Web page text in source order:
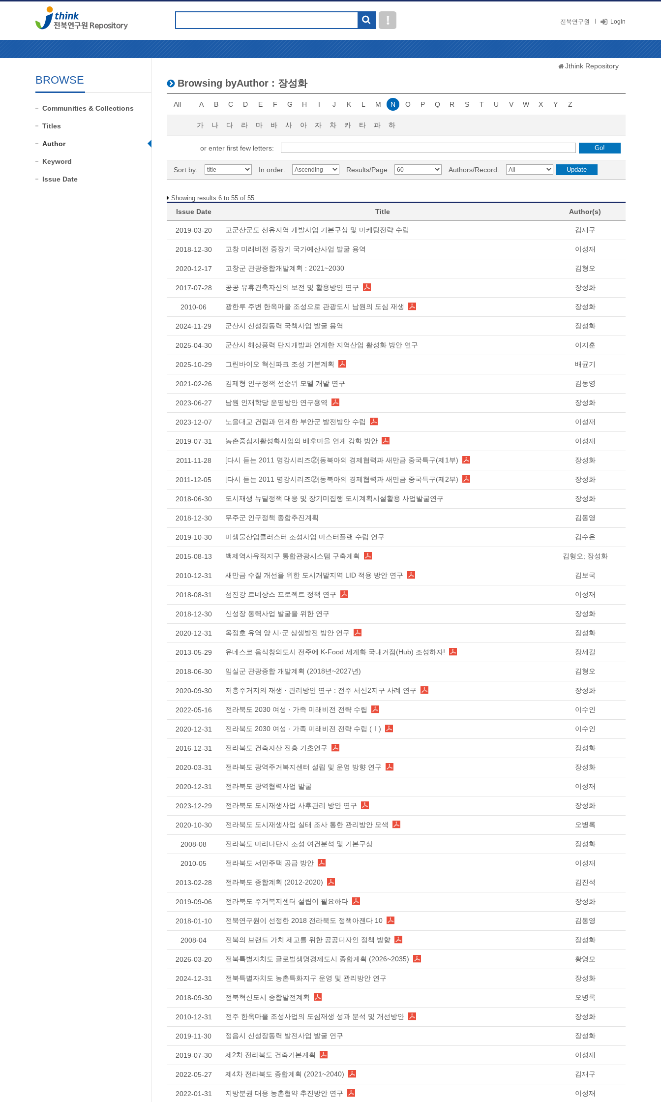
전북연구원 Login
BROWSE
Communities & Collections
Titles
Author
Keyword
Issue Date
Jthink Repository
Browsing byAuthor : 장성화
All A B C D E F G H I J K L M N O P Q R S T U V W X Y Z
가 나 다 라 마 바 사 아 자 차 카 타 파 하
or enter first few letters:
Sort by: In order: Results/Page Authors/Record:
Showing results 6 to 55 of 55
Issue Date Title Author(s)
2019-03-20 고군산군도 선유지역 개발사업 기본구상 및 마케팅전략 수립 김재구
2018-12-30 고창 미래비전 중장기 국가예산사업 발굴 용역 이성재
2020-12-17 고창군 관광종합개발계획 : 2021~2030 김형오
2017-07-28 공공 유휴건축자산의 보전 및 활용방안 연구 장성화
2010-06 광한루 주변 한옥마을 조성으로 관광도시 남원의 도심 재생 장성화
2024-11-29 군산시 신성장동력 국책사업 발굴 용역 장성화
2025-04-30 군산시 해상풍력 단지개발과 연계한 지역산업 활성화 방안 연구 이지훈
2025-10-29 그린바이오 혁신파크 조성 기본계획 배균기
2021-02-26 김제형 인구정책 선순위 모델 개발 연구 김동영
2023-06-27 남원 인재학당 운영방안 연구용역 장성화
2023-12-07 노을대교 건립과 연계한 부안군 발전방안 수립 이성재
2019-07-31 농촌중심지활성화사업의 배후마을 연계 강화 방안 이성재
2011-11-28 [다시 듣는 2011 명강시리즈②]동북아의 경제협력과 새만금 중국특구(제1부) 장성화
2011-12-05 [다시 듣는 2011 명강시리즈②]동북아의 경제협력과 새만금 중국특구(제2부) 장성화
2018-06-30 도시재생 뉴딜정책 대응 및 장기미집행 도시계획시설활용 사업발굴연구 장성화
2018-12-30 무주군 인구정책 종합추진계획 김동영
2019-10-30 미생물산업클러스터 조성사업 마스터플랜 수립 연구 김수은
2015-08-13 백제역사유적지구 통합관광시스템 구축계획 김형오; 장성화
2010-12-31 새만금 수질 개선을 위한 도시개발지역 LID 적용 방안 연구 김보국
2018-08-31 섬진강 르네상스 프로젝트 정책 연구 이성재
2018-12-30 신성장 동력사업 발굴을 위한 연구 장성화
2020-12-31 옥정호 유역 양 시·군 상생발전 방안 연구 장성화
2013-05-29 유네스코 음식창의도시 전주에 K-Food 세계화 국내거점(Hub) 조성하자! 장세길
2018-06-30 임실군 관광종합 개발계획 (2018년~2027년) 김형오
2020-09-30 저층주거지의 재생 · 관리방안 연구 : 전주 서신2지구 사례 연구 장성화
2022-05-16 전라북도 2030 여성 · 가족 미래비전 전략 수립 이수인
2020-12-31 전라북도 2030 여성 · 가족 미래비전 전략 수립 (Ⅰ) 이수인
2016-12-31 전라북도 건축자산 진흥 기초연구 장성화
2020-03-31 전라북도 광역주거복지센터 설립 및 운영 방향 연구 장성화
2020-12-31 전라북도 광역협력사업 발굴 이성재
2023-12-29 전라북도 도시재생사업 사후관리 방안 연구 장성화
2020-10-30 전라북도 도시재생사업 실태 조사 통한 관리방안 모색 오병록
2008-08 전라북도 마리나단지 조성 여건분석 및 기본구상 장성화
2010-05 전라북도 서민주택 공급 방안 이성재
2013-02-28 전라북도 종합계획 (2012-2020) 김진석
2019-09-06 전라북도 주거복지센터 설립이 필요하다 장성화
2018-01-10 전북연구원이 선정한 2018 전라북도 정책아젠다 10 김동영
2008-04 전북의 브랜드 가치 제고를 위한 공공디자인 정책 방향 장성화
2026-03-20 전북특별자치도 글로벌생명경제도시 종합계획 (2026~2035) 황영모
2024-12-31 전북특별자치도 농촌특화지구 운영 및 관리방안 연구 장성화
2018-09-30 전북혁신도시 종합발전계획 오병록
2010-12-31 전주 한옥마을 조성사업의 도심재생 성과 분석 및 개선방안 장성화
2019-11-30 정읍시 신성장동력 발전사업 발굴 연구 장성화
2019-07-30 제2차 전라북도 건축기본계획 이성재
2022-05-27 제4차 전라북도 종합계획 (2021~2040) 김재구
2022-01-31 지방분권 대응 농촌협약 추진방안 연구 이성재